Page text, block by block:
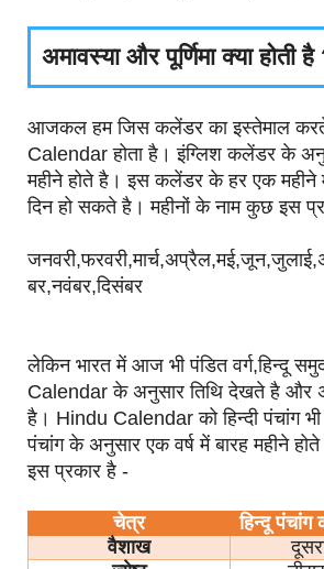
अमावस्या और पूर्णिमा क्या होती है
आजकल हम जिस कलेंडर का इस्तेमाल
Calendar होता है। इंग्लिश कलेंडर के
महीने होते है। इस कलेंडर के हर एक
दिन हो सकते है। महीनों के नाम कुछ इस
बर,नवंबर,दिसंबर
लेकिन भारत में आज भी पंडित वर्ग,हिन्दू
Calendar के अनुसार तिथि देखते है और
है। Hindu Calendar को हिन्दी पंचांग भी
पंचांग के अनुसार एक वर्ष में बारह महीने
इस प्रकार है -
चेत्र
हिन्दू पंचांग
वैशाख